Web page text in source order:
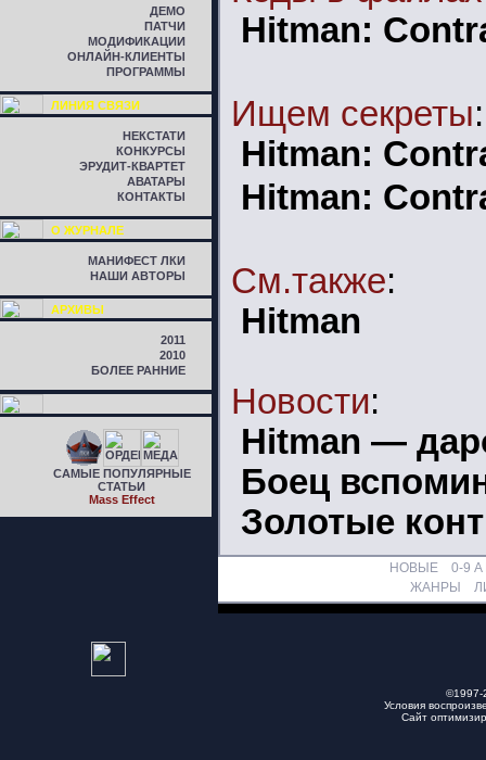
ДЕМО
ПАТЧИ
МОДИФИКАЦИИ
ОНЛАЙН-КЛИЕНТЫ
ПРОГРАММЫ
ЛИНИЯ СВЯЗИ
НЕКСТАТИ
КОНКУРСЫ
ЭРУДИТ-КВАРТЕТ
АВАТАРЫ
КОНТАКТЫ
О ЖУРНАЛЕ
МАНИФЕСТ ЛКИ
НАШИ АВТОРЫ
АРХИВЫ
2011
2010
БОЛЕЕ РАННИЕ
САМЫЕ ПОПУЛЯРНЫЕ
СТАТЬИ
Mass Effect
Hitman:
Ищем секреты:
Hitman:
Hitman:
См.также:
Hitman
Новости:
Hitman —
Боец
Золотые
НОВЫЕ 0-9 A
ЖАНРЫ
Условия
Сайт